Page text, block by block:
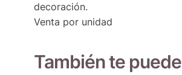
decoración.
Venta por unidad
También te puede